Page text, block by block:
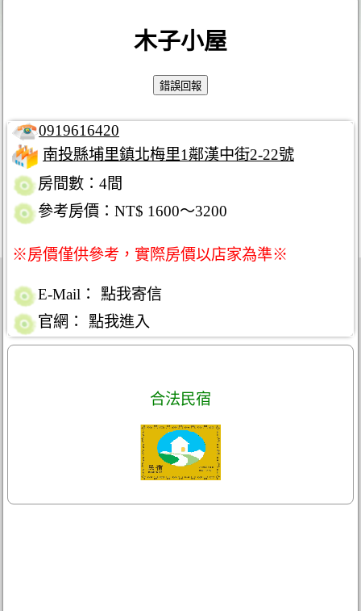
木子小屋
0919616420
南投縣埔里鎮北梅里1鄰漢中街2-22號
房間數：4間
參考房價：NT$ 1600～3200
※房價僅供參考，實際房價以店家為準※
E-Mail：
點我寄信
官網：
點我進入
合法民宿